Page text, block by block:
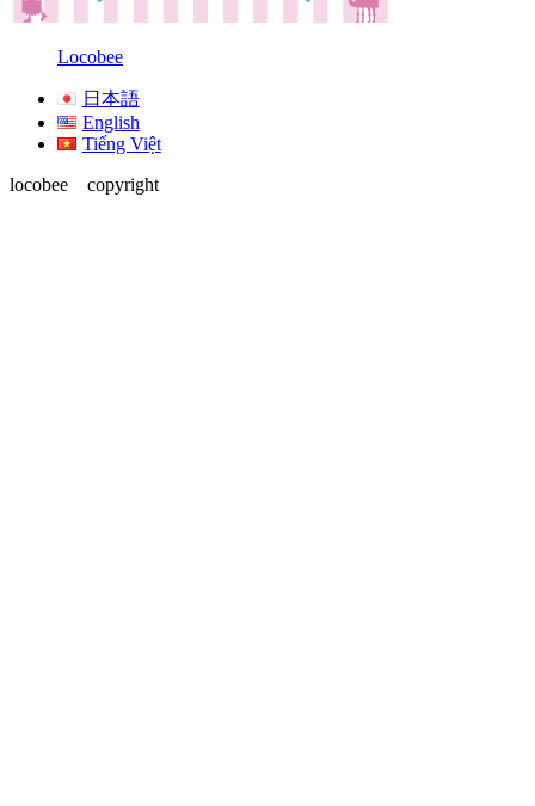
Locobee
日本語
English
Tiếng Việt
locobee copyright